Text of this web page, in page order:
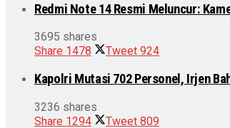
Redmi Note 14 Resmi Meluncur:
3695 shares
Share 1478 Tweet 924
Kapolri Mutasi 702 Personel, Irjen
3236 shares
Share 1294 Tweet 809